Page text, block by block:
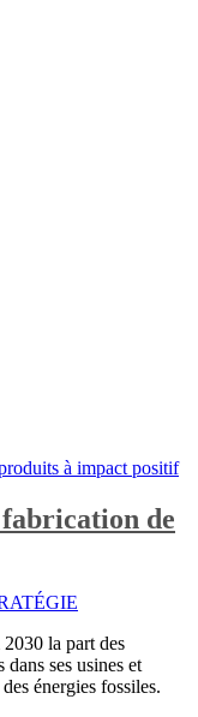
de
la part des
ses usines et
énergies fossiles.